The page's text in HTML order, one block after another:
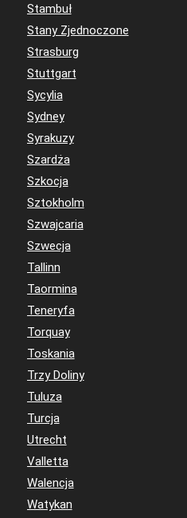
Stambuł
Stany Zjednoczone
Strasburg
Stuttgart
Sycylia
Sydney
Syrakuzy
Szardża
Szkocja
Sztokholm
Szwajcaria
Szwecja
Tallinn
Taormina
Teneryfa
Torquay
Toskania
Trzy Doliny
Tuluza
Turcja
Utrecht
Valletta
Walencja
Watykan